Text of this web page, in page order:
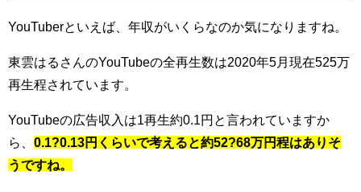
YouTuberといえば、年収がいくらなのか気になりますね。
東雲はるさんのYouTubeの全再生数は2020年5月現在525万
再生程されています。
YouTubeの広告収入は1再生約0.1円と言われていますか
ら、 0.1?0.13円くらいで考えると約52?68万円程はありそ
うですね。